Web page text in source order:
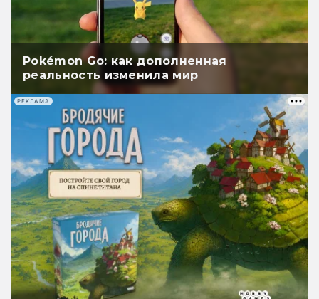
Pokémon Go: как дополненная
реальность изменила мир
РЕКЛАМА